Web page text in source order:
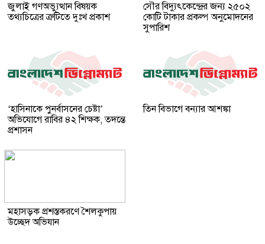
জুলাই গণঅভ্যুত্থান বিষয়ক
তথ্যচিত্রের ত্রুটিতে দুঃখ প্রকাশ
সৌর বিদ্যুৎকেন্দ্রের জন্য ২৫০২
কোটি টাকার প্রকল্প অনুমোদনের
সুপারিশ
‘হাসিনাকে পুনর্বাসনের চেষ্টা’
অভিযোগে রাবির ৪২ শিক্ষক, তদন্তে
প্রশাসন
তিন বিভাগে বন্যার আশঙ্কা
মহাসড়ক প্রশস্তকরণে শৈলকুপায়
উচ্ছেদ অভিযান